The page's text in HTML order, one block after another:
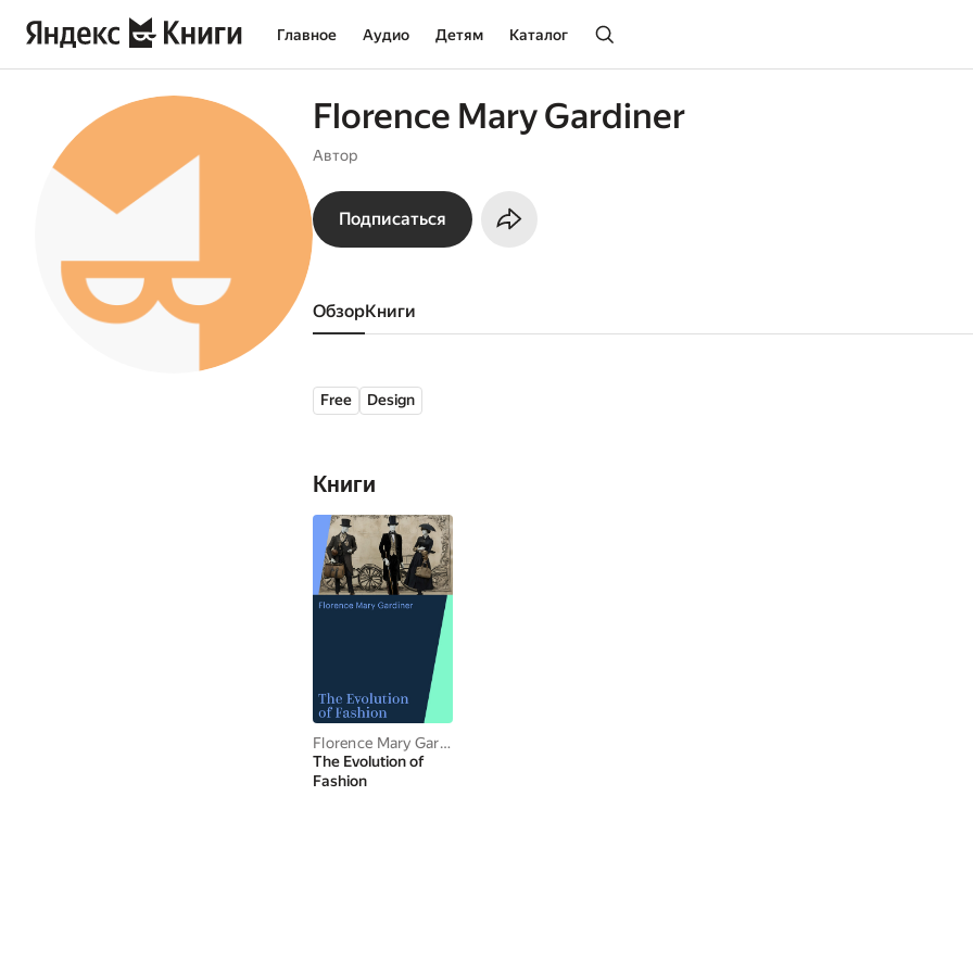
Главное Аудио Детям Каталог
Florence Mary Gardiner
Автор
Подписаться
Обзор книги
Free Design
Книги
Florence Mary Gardiner
The Evolution of
Fashion